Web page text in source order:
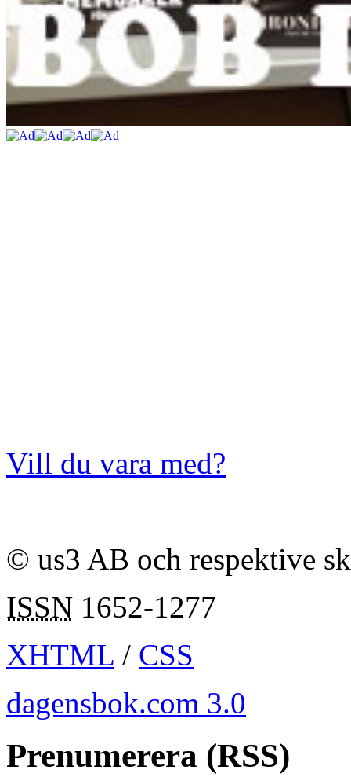
Vill du vara med?
© us3 AB och respektive
ISSN 1652-1277
XHTML / CSS
dagensbok.com 3.0
Prenumerera (RSS)